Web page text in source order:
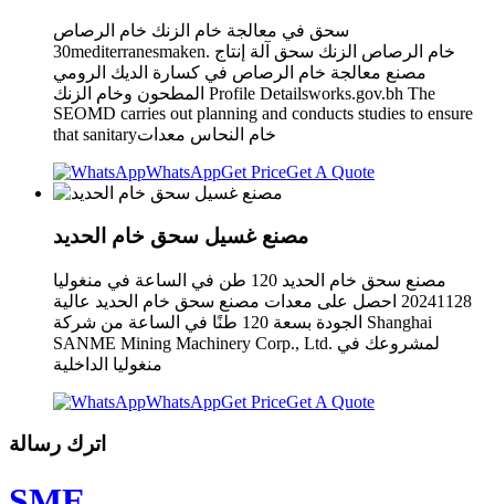
سحق في معالجة خام الزنك خام الرصاص
30mediterranesmaken. خام الرصاص الزنك سحق آلة إنتاج
مصنع معالجة خام الرصاص في كسارة الديك الرومي
المطحون وخام الزنك Profile Detailsworks.gov.bh The
SEOMD carries out planning and conducts studies to ensure
that sanitaryخام النحاس معدات
WhatsAppGet PriceGet A Quote
مصنع غسيل سحق خام الحديد
مصنع سحق خام الحديد 120 طن في الساعة في منغوليا
20241128 احصل على معدات مصنع سحق خام الحديد عالية
الجودة بسعة 120 طنًا في الساعة من شركة Shanghai
SANME Mining Machinery Corp., Ltd. لمشروعك في
منغوليا الداخلية
WhatsAppGet PriceGet A Quote
اترك رسالة